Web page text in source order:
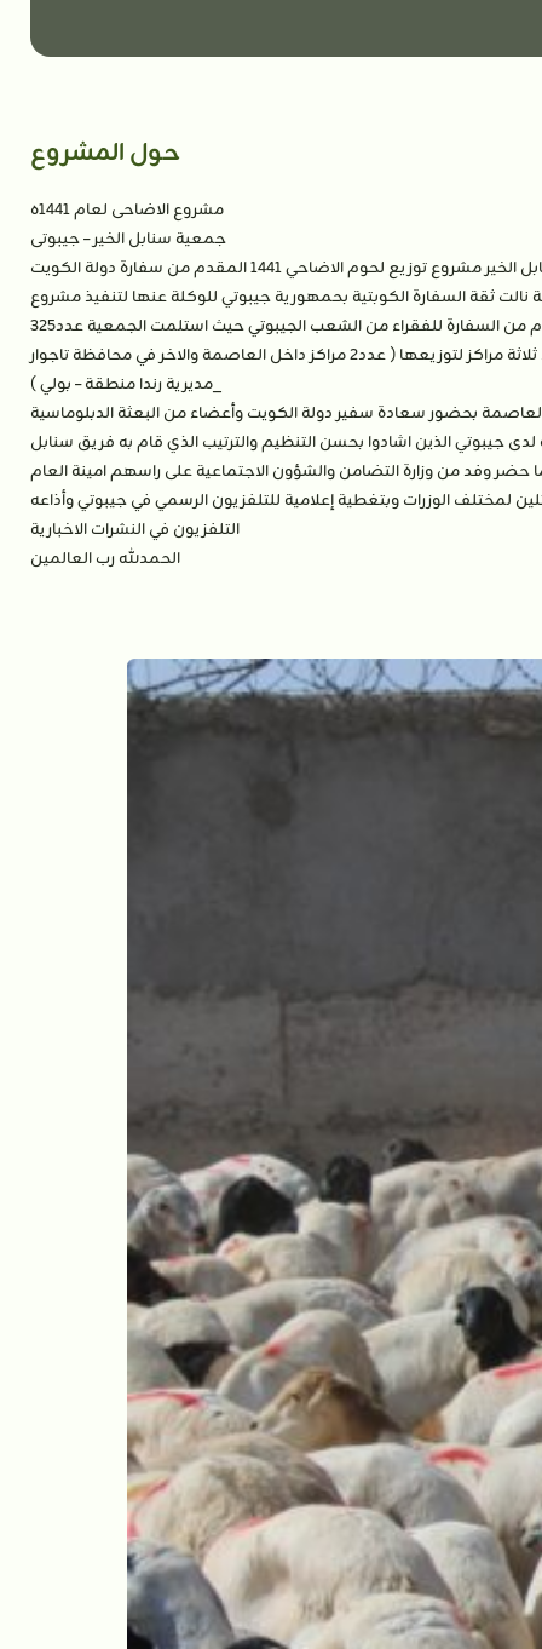
حول المشروع
مشروع الاضاحى لعام 1441ه
جمعية سنابل الخير – جيبوتى
نفذت جمعية سنابل الخير مشروع توزيع لحوم الاضاحي 1441 المقدم من سفارة دولة الكويت
نالت ثقة السفارة الكوبتية بحمهورية جيبوتي للوكلة عنها لتنفيذ مشروع
الاضاحي المقدم من السفارة للفقراء من الشعب الجيبوتي حيث استلمت الجمعية عدد325
اضحية تم تحديد ثلاثة مراكز لتوزيعها ( عدد2 مراكز داخل العاصمة والاخر في محافظة تاجوار
_مديرية رندا منطقة – بولي )
بحضور سعادة سفير دولة الكويت وأعضاء من البعثة الدبلوماسية
لدى جيبوتي الذين اشادوا بحسن التنظيم والترتيب الذي قام به فريق سنابل
حضر وفد من وزارة التضامن والشؤون الاجتماعية على راسهم امينة العام
لمختلف الوزرات وبتغطية إعلامية للتلفزيون الرسمي في جيبوتي وأذاعه
التلفزيون في النشرات الاخبارية
الحمدلله رب العالمين